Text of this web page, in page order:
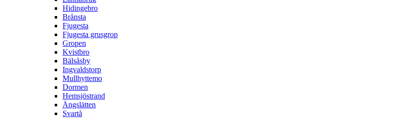
Hidingebro
Brånsta
Fjugesta
Fjugesta grusgrop
Gropen
Kvistbro
Bälsåsby
Ingvaldstorp
Mullhyttemo
Dormen
Hemsjöstrand
Ängslätten
Svartå